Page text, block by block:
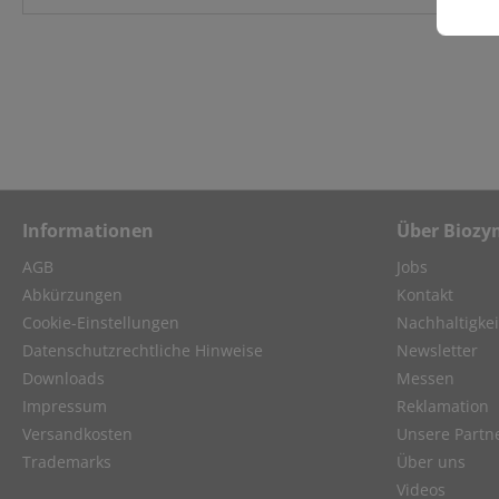
Informationen
AGB
Abkürzungen
Cookie-Einstellungen
Datenschutzrechtliche Hinweise
Downloads
Impressum
Versandkosten
Trademarks
Über
Jobs
Kontakt
Newsletter
Messen
Reklamation
Unsere
Über uns
Videos